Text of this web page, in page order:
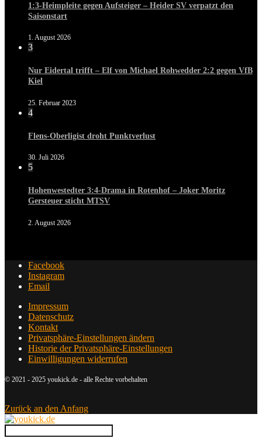
1:3-Heimpleite gegen Aufsteiger – Heider SV verpatzt den
Saisonstart
1. August 2026
3
Nur Eidertal trifft – Elf von Michael Rohwedder 2:2 gegen VfB
Kiel
25. Februar 2023
4
Flens-Oberligist droht Punktverlust
30. Juli 2026
5
Hohenwestedter 3:4-Drama in Rotenhof – Joker Moritz
Gersteuer sticht MTSV
2. August 2026
Facebook
Instagram
Email
Impressum
Datenschutz
Kontakt
Privatsphäre-Einstellungen ändern
Historie der Privatsphäre-Einstellungen
Einwilligungen widerrufen
© 2021 - 2025 youkick.de - alle Rechte vorbehalten
Zurück an den Anfang